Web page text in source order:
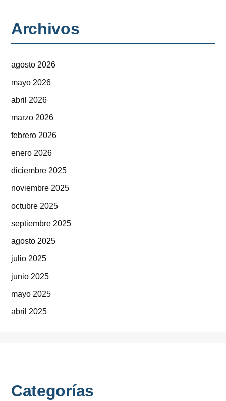
Archivos
agosto 2026
mayo 2026
abril 2026
marzo 2026
febrero 2026
enero 2026
diciembre 2025
noviembre 2025
octubre 2025
septiembre 2025
agosto 2025
julio 2025
junio 2025
mayo 2025
abril 2025
Categorías